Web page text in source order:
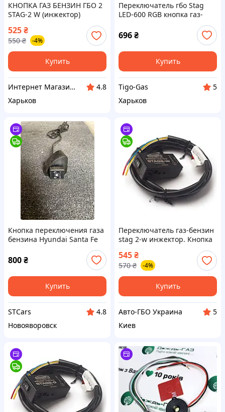
КНОПКА ГАЗ БЕНЗИН ГБО 2
STAG-2 W (инжектор)
525₴
550 ₴ -4%
Купить
Интернет Магазин AVTOTEST
4.8
Харьков
Переключатель гбо Stag
LED-600 RGB кнопка газ-
696₴
Купить
Tigo-Gas
5
Харьков
Кнопка переключения газа
бензина Hyundai Santa Fe
800₴
Купить
STCars
4.8
Новояворовск
Переключатель газ-бензин
stag 2-w инжектор. Кнопка
stag2-w.
545₴
570 ₴ -4%
Купить
Авто-ГБО Украина
5
Киев